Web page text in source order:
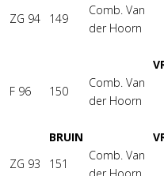
ZG 94
149
Comb. Van
der Hoorn
F 96
150
Comb. Van
der Hoorn
BRUIN
ZG 93
151
Comb. Van
der Hoorn